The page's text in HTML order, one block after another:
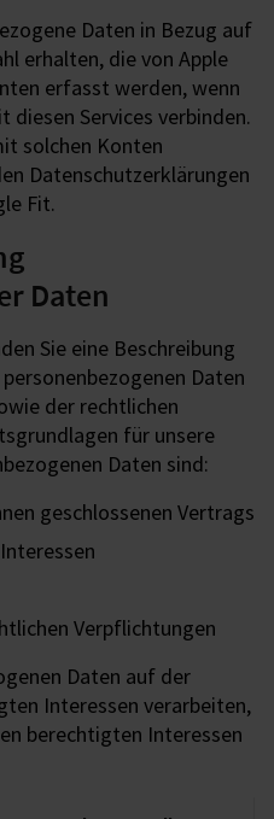
Daten in Bezug auf
erhalten, die von Apple
erfasst werden, wenn
diesen Services verbinden.
solchen Konten
Datenschutzerklärungen
Fit.
Daten
Sie eine Beschreibung
Daten
der rechtlichen
für unsere
Daten sind:
geschlossenen Vertrags
Verpflichtungen
Daten auf der
Interessen verarbeiten,
berechtigten Interessen